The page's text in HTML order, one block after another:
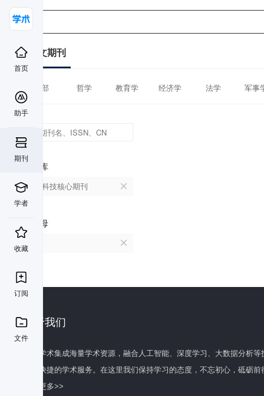
首页
助手
期刊
学者
收藏
订阅
文件
中文期刊
全部 哲学 教育学 经济学 法学 军事
数据库
中国科技核心期刊
首字母
关于我们
百度学术集成海量学术资源，融合人工智能、深度学习、大数据分析
全面快捷的学术服务。在这里我们保持学习的态度，不忘初心，砥砺前
了解更多>>